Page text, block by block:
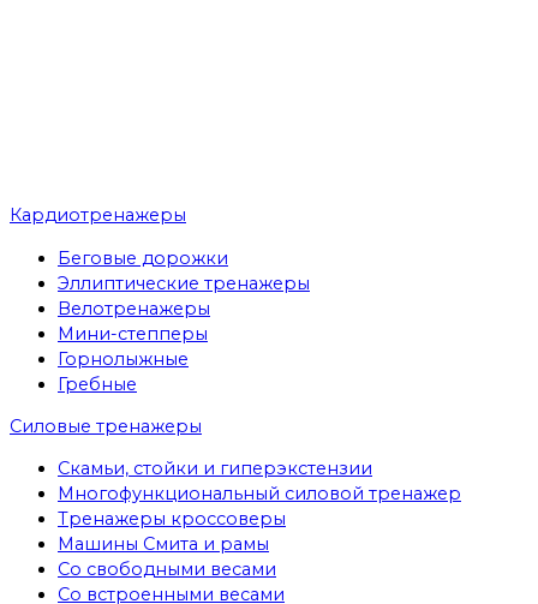
Кардиотренажеры
Беговые дорожки
Эллиптические тренажеры
Велотренажеры
Мини-степперы
Горнолыжные
Гребные
Cиловые тренажеры
Скамьи, стойки и гиперэкстензии
Многофункциональный силовой тренажер
Тренажеры кроссоверы
Машины Смита и рамы
Со свободными весами
Со встроенными весами